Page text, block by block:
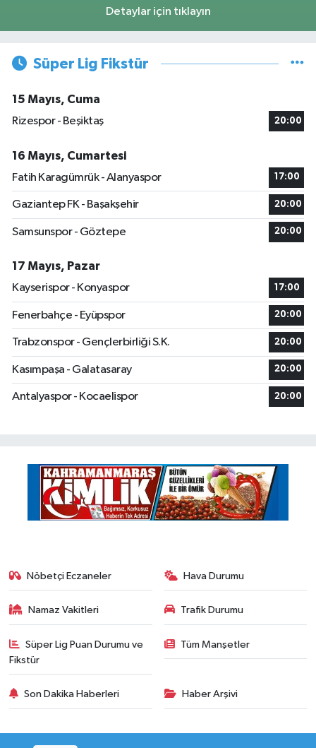
Detaylar için tıklayın
Süper Lig Fikstür
15 Mayıs, Cuma
Rizespor - Beşiktaş
20:00
16 Mayıs, Cumartesi
Fatih Karagümrük - Alanyaspor
17:00
Gaziantep FK - Başakşehir 20:00
Samsunspor - Göztepe 20:00
17 Mayıs, Pazar
Kayserispor - Konyaspor
17:00
Fenerbahçe - Eyüpspor 20:00
Trabzonspor - Gençlerbirliği S.K. 20:00
Kasımpaşa - Galatasaray 20:00
Antalyaspor - Kocaelispor 20:00
Nöbetçi Eczaneler Hava Durumu
Namaz Vakitleri Trafik Durumu
Süper Lig Puan Durumu ve
Fikstür
Tüm Manşetler
Son Dakika Haberleri Haber Arşivi